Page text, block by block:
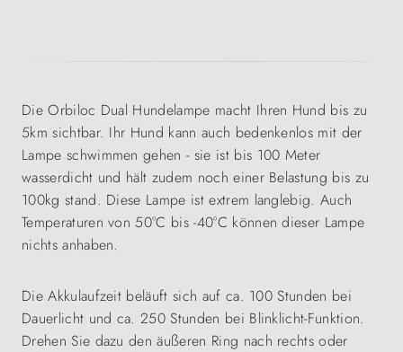
Die Orbiloc Dual Hundelampe macht Ihren Hund bis zu
5km sichtbar. Ihr Hund kann auch bedenkenlos mit der
Lampe schwimmen gehen - sie ist bis 100 Meter
wasserdicht und hält zudem noch einer Belastung bis zu
100kg stand. Diese Lampe ist extrem langlebig. Auch
Temperaturen von 50°C bis -40°C können dieser Lampe
nichts anhaben.
Die Akkulaufzeit beläuft sich auf ca. 100 Stunden bei
Dauerlicht und ca. 250 Stunden bei Blinklicht-Funktion.
Drehen Sie dazu den äußeren Ring nach rechts oder